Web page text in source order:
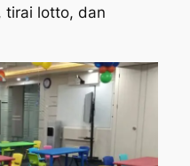
tirai lotto, dan